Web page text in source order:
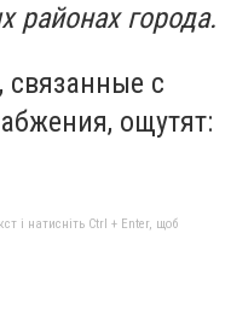
районах города.
связанные с
ощутят:
і натисніть Ctrl + Enter, щоб